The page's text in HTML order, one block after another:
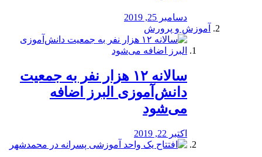
دسامبر 25, 2019
آموزش و پرورش
️سالانه ۱۲ هزار نفر به جمعیت
دانش‌آموزی البرز اضافه
می‌شود
اکتبر 22, 2019